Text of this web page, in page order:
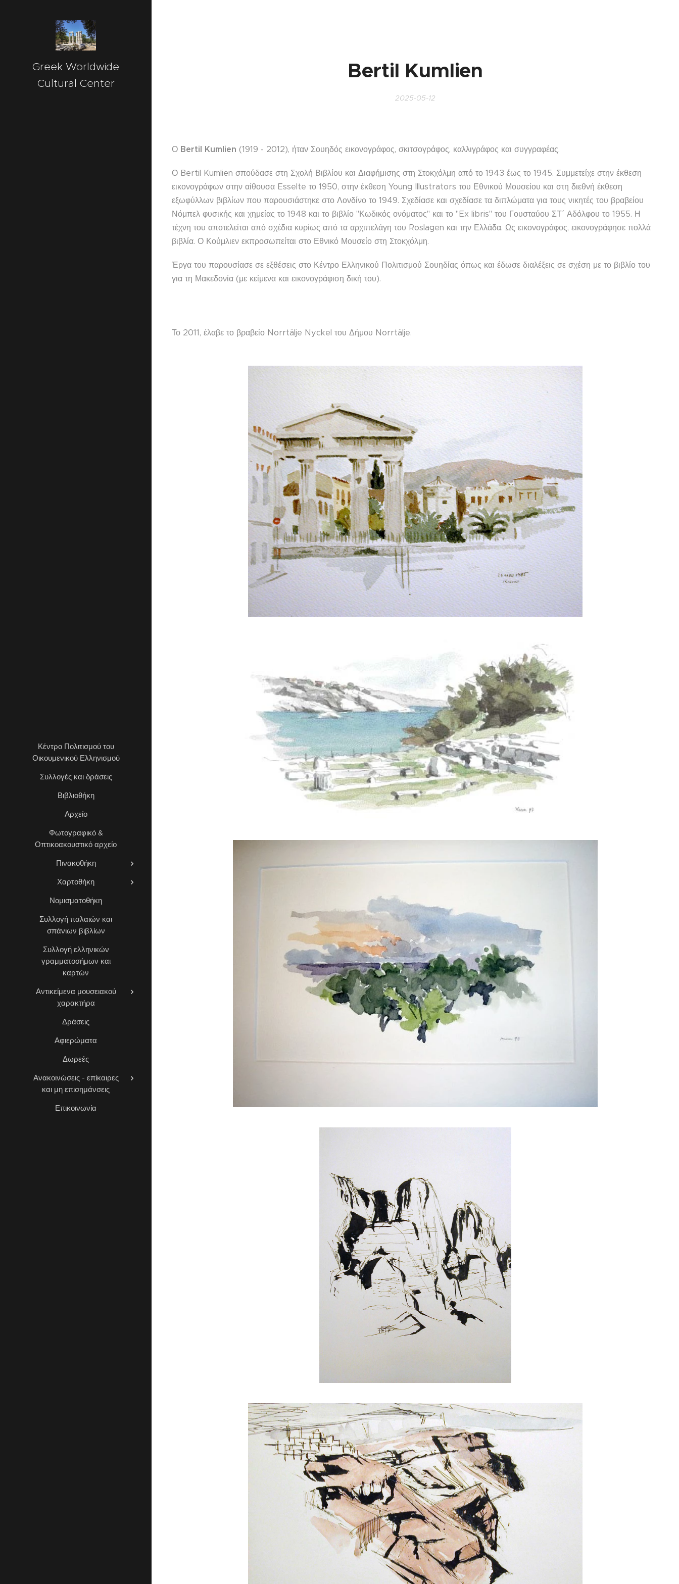
Greek Worldwide
Cultural Center
Κέντρο Πολιτισμού του
Οικουμενικού Ελληνισμού
Συλλογές και δράσεις
Βιβλιοθήκη
Αρχείο
Φωτογραφικό &
Οπτικοακουστικό αρχείο
Πινακοθήκη
Χαρτοθήκη
Νομισματοθήκη
Συλλογή παλαιών και
σπάνιων βιβλίων
Συλλογή ελληνικών
γραμματοσήμων και
καρτών
Αντικείμενα μουσειακού
χαρακτήρα
Δράσεις
Αφιερώματα
Δωρεές
Ανακοινώσεις - επίκαιρες
και μη επισημάνσεις
Επικοινωνία
Bertil Kumlien
2025-05-12
Ο Bertil Kumlien (1919 - 2012), ήταν Σουηδός εικονογράφος, σκιτσογράφος, καλλιγράφος και συγγραφέας.
Ο Bertil Kumlien σπούδασε στη Σχολή Βιβλίου και Διαφήμισης στη Στοκχόλμη από το 1943 έως το 1945. Συμμετείχε στην έκθεση
εικονογράφων στην αίθουσα Esselte το 1950, στην έκθεση Young Illustrators του Εθνικού Μουσείου και στη διεθνή έκθεση
εξωφύλλων βιβλίων που παρουσιάστηκε στο Λονδίνο το 1949. Σχεδίασε και σχεδίασε τα διπλώματα για τους νικητές του βραβείου
Νόμπελ φυσικής και χημείας το 1948 και το βιβλίο "Κωδικός ονόματος" και το "Ex libris" του Γουσταύου ΣΤ΄ Αδόλφου το 1955. Η
τέχνη του αποτελείται από σχέδια κυρίως από τα αρχιπελάγη του Roslagen και την Ελλάδα. Ως εικονογράφος, εικονογράφησε πολλά
βιβλία. Ο Κούμλιεν εκπροσωπείται στο Εθνικό Μουσείο στη Στοκχόλμη.
Έργα του παρουσίασε σε εξθέσεις στο Κέντρο Ελληνικού Πολιτισμού Σουηδίας όπως και έδωσε διαλέξεις σε σχέση με το βιβλίο του
για τη Μακεδονία (με κείμενα και εικονογράφιση δική του).
Το 2011, έλαβε το βραβείο Norrtälje Nyckel του Δήμου Norrtälje.